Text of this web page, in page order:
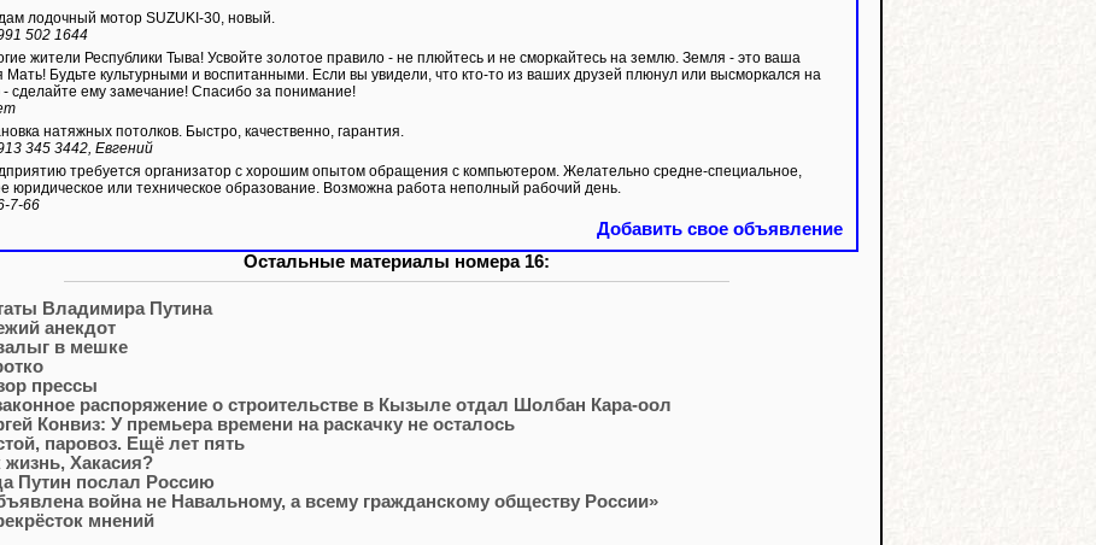
лодочный мотор SUZUKI-30, новый.
502 1644
жители Республики Тыва! Усвойте золотое правило - не плюйтесь и не сморкайтесь на землю. Земля - это ваша
Мать! Будьте культурными и воспитанными. Если вы увидели, что кто-то из ваших друзей плюнул или высморкался на
сделайте ему замечание! Спасибо за понимание!
натяжных потолков. Быстро, качественно, гарантия.
345 3442, Евгений
требуется организатор с хорошим опытом обращения с компьютером. Желательно средне-специальное,
юридическое или техническое образование. Возможна работа неполный рабочий день.
7-66
Добавить свое объявление
Остальные материалы номера 16:
Владимира Путина
анекдот
в мешке
прессы
распоряжение о строительстве в Кызыле отдал Шолбан Кара-оол
Конвиз: У премьера времени на раскачку не осталось
паровоз. Ещё лет пять
жизнь, Хакасия?
Путин послал Россию
война не Навальному, а всему гражданскому обществу России»
мнений